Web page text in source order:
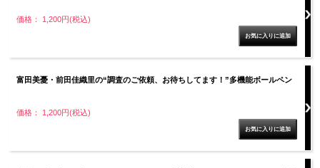
価格： 1,200円(税込)
富田美憂・前田佳織里の“調査のご依頼、お待ちしてます！”多機能ボールペン
価格： 1,200円(税込)